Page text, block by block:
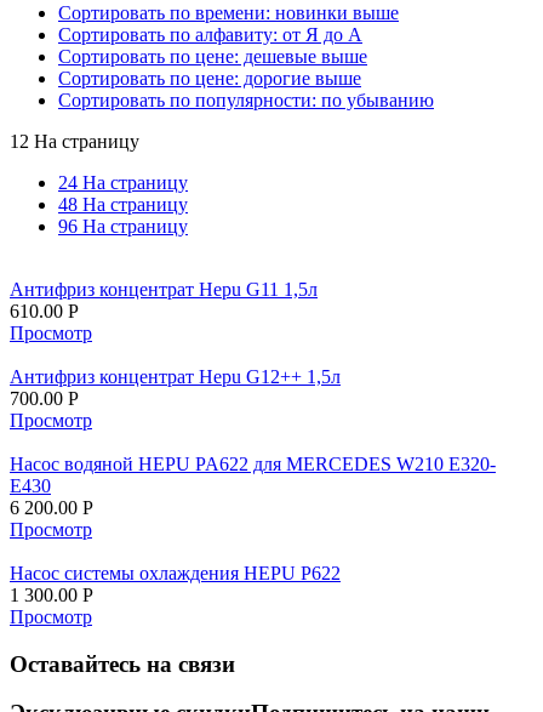
Сортировать по времени: новинки выше
Сортировать по алфавиту: от Я до А
Сортировать по цене: дешевые выше
Сортировать по цене: дорогие выше
Сортировать по популярности: по убыванию
12 На страницу
24 На страницу
48 На страницу
96 На страницу
Антифриз концентрат Hepu G11 1,5л
610.00 Р
Просмотр
Антифриз концентрат Hepu G12++ 1,5л
700.00 Р
Просмотр
Насос водяной HEPU PA622 для MERCEDES W210 E320-
E430
6 200.00 Р
Просмотр
Насос системы охлаждения HEPU P622
1 300.00 Р
Просмотр
Оставайтесь на связи